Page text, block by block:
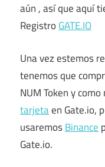
aún , así que aquí
RegistroGATE.IO
Una vez estemos
tenemos que
NUM Token y
tarjetaen Gate.io,
usaremosBinance
Gate.io.